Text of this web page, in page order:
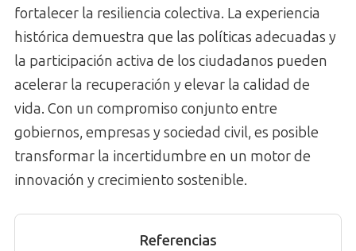
fortalecer la resiliencia colectiva. La experiencia
histórica demuestra que las políticas adecuadas y
la participación activa de los ciudadanos pueden
acelerar la recuperación y elevar la calidad de
vida. Con un compromiso conjunto entre
gobiernos, empresas y sociedad civil, es posible
transformar la incertidumbre en un motor de
innovación y crecimiento sostenible.
Referencias